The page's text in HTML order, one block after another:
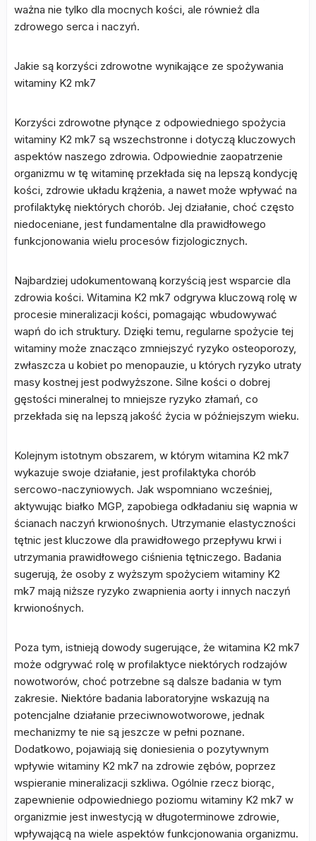
ważna nie tylko dla mocnych kości, ale również dla
zdrowego serca i naczyń.
Jakie są korzyści zdrowotne wynikające ze spożywania
witaminy K2 mk7
Korzyści zdrowotne płynące z odpowiedniego spożycia
witaminy K2 mk7 są wszechstronne i dotyczą kluczowych
aspektów naszego zdrowia. Odpowiednie zaopatrzenie
organizmu w tę witaminę przekłada się na lepszą kondycję
kości, zdrowie układu krążenia, a nawet może wpływać na
profilaktykę niektórych chorób. Jej działanie, choć często
niedoceniane, jest fundamentalne dla prawidłowego
funkcjonowania wielu procesów fizjologicznych.
Najbardziej udokumentowaną korzyścią jest wsparcie dla
zdrowia kości. Witamina K2 mk7 odgrywa kluczową rolę w
procesie mineralizacji kości, pomagając wbudowywać
wapń do ich struktury. Dzięki temu, regularne spożycie tej
witaminy może znacząco zmniejszyć ryzyko osteoporozy,
zwłaszcza u kobiet po menopauzie, u których ryzyko utraty
masy kostnej jest podwyższone. Silne kości o dobrej
gęstości mineralnej to mniejsze ryzyko złamań, co
przekłada się na lepszą jakość życia w późniejszym wieku.
Kolejnym istotnym obszarem, w którym witamina K2 mk7
wykazuje swoje działanie, jest profilaktyka chorób
sercowo-naczyniowych. Jak wspomniano wcześniej,
aktywując białko MGP, zapobiega odkładaniu się wapnia w
ścianach naczyń krwionośnych. Utrzymanie elastyczności
tętnic jest kluczowe dla prawidłowego przepływu krwi i
utrzymania prawidłowego ciśnienia tętniczego. Badania
sugerują, że osoby z wyższym spożyciem witaminy K2
mk7 mają niższe ryzyko zwapnienia aorty i innych naczyń
krwionośnych.
Poza tym, istnieją dowody sugerujące, że witamina K2 mk7
może odgrywać rolę w profilaktyce niektórych rodzajów
nowotworów, choć potrzebne są dalsze badania w tym
zakresie. Niektóre badania laboratoryjne wskazują na
potencjalne działanie przeciwnowotworowe, jednak
mechanizmy te nie są jeszcze w pełni poznane.
Dodatkowo, pojawiają się doniesienia o pozytywnym
wpływie witaminy K2 mk7 na zdrowie zębów, poprzez
wspieranie mineralizacji szkliwa. Ogólnie rzecz biorąc,
zapewnienie odpowiedniego poziomu witaminy K2 mk7 w
organizmie jest inwestycją w długoterminowe zdrowie,
wpływającą na wiele aspektów funkcjonowania organizmu.